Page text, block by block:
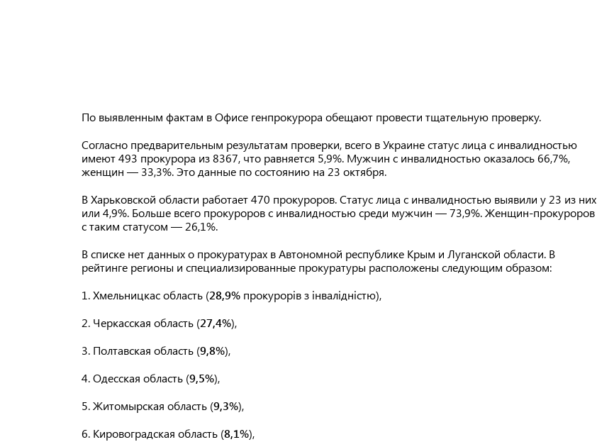
По выявленным фактам в Офисе генпрокурора обещают провести тщательную проверку.
Согласно предварительным результатам проверки, всего в Украине статус лица с инвалидностью
имеют 493 прокурора из 8367, что равняется 5,9%. Мужчин с инвалидностью оказалось 66,7%,
женщин — 33,3%. Это данные по состоянию на 23 октября.
В Харьковской области работает 470 прокуроров. Статус лица с инвалидностью выявили у 23 из них
или 4,9%. Больше всего прокуроров с инвалидностью среди мужчин — 73,9%. Женщин-прокуроров
с таким статусом — 26,1%.
В списке нет данных о прокуратурах в Автономной республике Крым и Луганской области. В
рейтинге регионы и специализированные прокуратуры расположены следующим образом:
1. Хмельницкас область (28,9% прокурорів з інвалідністю),
2. Черкасская область (27,4%),
3. Полтавская область (9,8%),
4. Одесская область (9,5%),
5. Житомырская область (9,3%),
6. Кировоградская область (8,1%),